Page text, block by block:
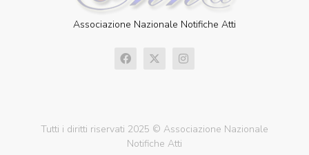
Associazione Nazionale Notifiche Atti
Tutti i diritti riservati 2025 © Associazione Nazionale
Notifiche Atti